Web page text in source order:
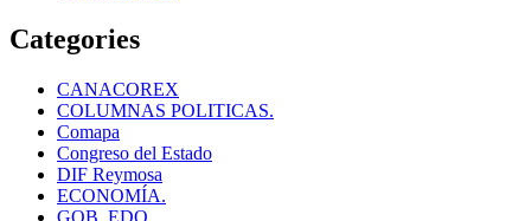
Categories
CANACOREX
COLUMNAS POLITICAS.
Comapa
Congreso del Estado
DIF Reymosa
ECONOMÍA.
GOB. EDO